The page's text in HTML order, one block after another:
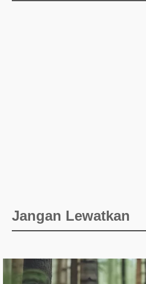
Jangan Lewatkan